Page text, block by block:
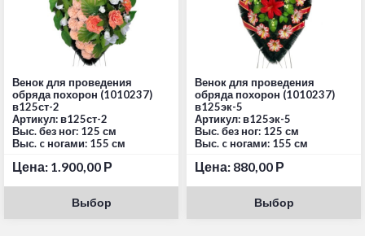
Венок для проведения
обряда похорон (1010237)
в125ст-2
Артикул: в125ст-2
Выс. без ног: 125 см
Выс. c ногами: 155 см
Цена: 1.900,00 Р
Выбор
Венок для проведения
обряда похорон (1010237)
в125эк-5
Артикул: в125эк-5
Выс. без ног: 125 см
Выс. c ногами: 155 см
Цена: 880,00 Р
Выбор